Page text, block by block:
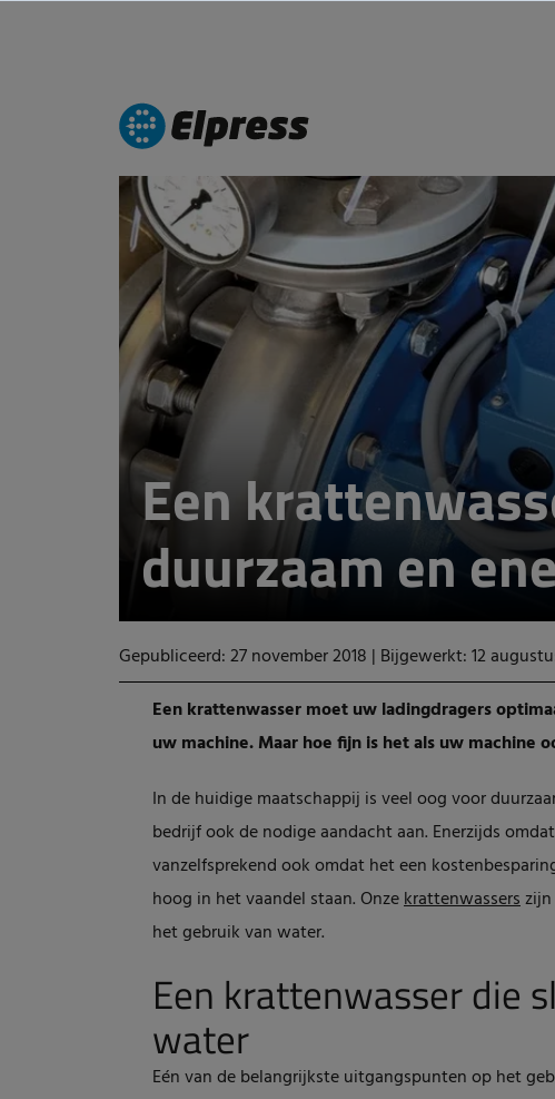
Een
duurzaam en
Gepubliceerd: 27 november 2018 | Bijgewerkt: 12
Een krattenwasser moet uw ladingdragers
uw machine. Maar hoe fijn is het als uw machine
In de huidige maatschappij is veel oog voor
bedrijf ook de nodige aandacht aan. Enerzijds
vanzelfsprekend ook omdat het een
hoog in het vaandel staan. Onzekrattenwassers
het gebruik van water.
Een krattenwasser die
water
Eén van de belangrijkste uitgangspunten op het